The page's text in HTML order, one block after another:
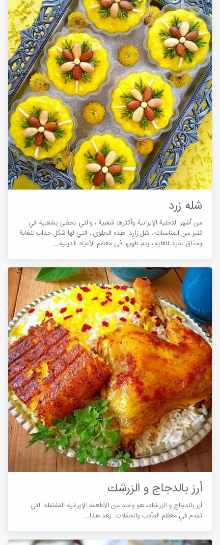
شله زرد
من أشهر التحلية الإيرانية وأكثرها شعبية ، والتي تحظى بشعبية في
كثير من المناسبات ، شل زارد. هذه الحلوى ، التي لها شكل جذاب للغاية
ومذاق لذيذ للغاية ، يتم طهيها في معظم الأعياد الدينية...
أرز بالدجاج و الزرشك
أرز بالدجاج و الزرشك، هو واحد من الأطعمة الإيرانية المفضلة التي
تقدم في معظم المآدب والحفلات. يعد هذا...